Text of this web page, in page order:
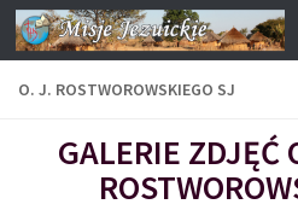
Przejdź do treści
O. J. ROSTWOROWSKIEGO SJ
GALERIE ZDJĘĆ